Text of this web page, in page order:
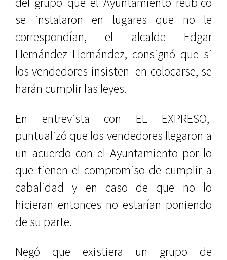
se instalaron en lugares que no le
correspondían, el alcalde Edgar
Hernández Hernández, consignó que si
los vendedores insisten en colocarse, se
harán cumplir las leyes.
En entrevista con EL EXPRESO,
puntualizó que los vendedores llegaron a
un acuerdo con el Ayuntamiento por lo
que tienen el compromiso de cumplir a
cabalidad y en caso de que no lo
hicieran entonces no estarían poniendo
de su parte.
Negó que existiera un grupo de